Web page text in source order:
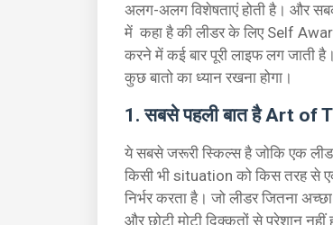
अलग-अलग विशेषताएं होती है। और
में कहा है की लीडर के लिए Self
करने में कई बार पूरी लाइफ लग जाती है।
कुछ बातो का ध्यान रखना होगा।
1. सबसे पहली बात है Art of
ये सबसे जरूरी स्किल्स है जोकि एक
किसी भी situation को किस तरह से
निर्भर करता है। जो लीडर जितना
और छोटी मोटी दिक्कतों से परेशान